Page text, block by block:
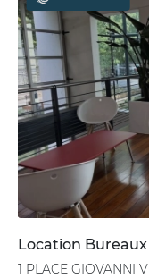
Location Bureaux
1 PLACE GIOVANNI